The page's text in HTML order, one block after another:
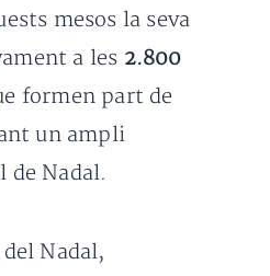
mesos la seva
a les 2.800
formen part de
un ampli
de Nadal.
Nadal,